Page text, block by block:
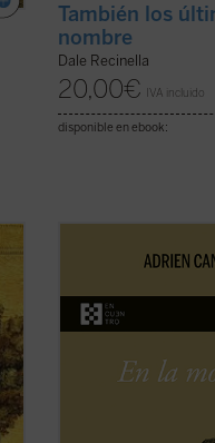
También los
nombre
Dale Recinella
20,00€ IVA incluido
disponible en ebook:
En la montaña. La
corazón del Sermón
donde Jesús proclama
Bienaventuranzas y
enemigos, perdonar ...